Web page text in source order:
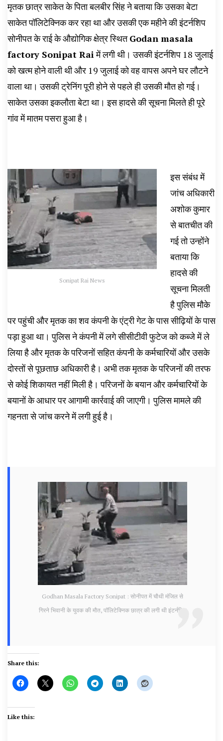
मृतक छात्र साकेत के पिता बलबीर सिंह ने बताया कि उसका बेटा
साकेत पॉलिटेक्निक कर रहा था और उसकी एक महीने की इंटर्नशिप
सोनीपत के राई के औद्योगिक क्षेत्र स्थितGodan masala
factory Sonipat Rai में लगी थी। उसकी इंटर्नशिप 18 जुलाई
को खत्म होने वाली थी और 19 जुलाई को वह वापस अपने घर लौटने
वाला था। उसकी ट्रेनिंग पूरी होने से पहले ही उसकी मौत हो गई।
साकेत उसका इकलौता बेटा था। इस हादसे की सूचना मिलते ही पूरे
गांव में मातम पसरा हुआ है।
Sonipat Rai News
इस संबंध में
जांच अधिकारी
अशोक कुमार
से बातचीत की
गई तो उन्होंने
बताया कि
हादसे की
सूचना मिलती
है पुलिस मौके
पर पहुंची और मृतक का शव कंपनी के एंट्री गेट के पास सीढ़ियों के पास
पड़ा हुआ था। पुलिस ने कंपनी में लगे सीसीटीवी फुटेज को कब्जे में ले
लिया है और मृतक के परिजनों सहित कंपनी के कर्मचारियों और उसके
दोस्तों से पूछताछ अधिकारी है। अभी तक मृतक के परिजनों की तरफ
से कोई शिकायत नहीं मिली है। परिजनों के बयान और कर्मचारियों के
बयानों के आधार पर आगामी कार्रवाई की जाएगी। पुलिस मामले की
गहनता से जांच करने में लगी हुई है।
Godhan Masala Factory Sonipat : सोनीपत में चौथी मंजिल से
गिरने भिवानी के युवक की मौत, पॉलिटेक्निक छात्र की लगी थी इंटर्नशिप
Share this:
Like this: